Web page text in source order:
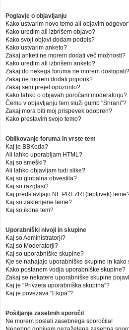
Poglavje o objavljanju
Kako ustvarim novo temo ali objavim
Kako uredim ali izbrišem objavo?
Kako svoji objavi dodam podpis?
Kako ustvarim anketo?
Zakaj anketi ne morem dodati več možnosti?
Kako uredim ali izbrišem anketo?
Zakaj do nekega foruma ne morem dostopati?
Zakaj ne morem dodati priponk?
Zakaj sem prejel opozorilo?
Kako lahko o objavah poročam moderatorju?
Čemu v objavljanju tem služi gumb "Shrani"?
Zakaj mora biti moj prispevek odobren?
Kako prestavim svojo temo?
Oblikovanje foruma in vrste tem
Kaj je BBKoda?
Ali lahko uporabljam HTML?
Kaj so smeški?
Ali lahko objavljam tudi slike?
Kaj so globalna obvestila?
Kaj so razglasi?
Kaj predstavljajo NE PREZRI (lepljivek)
Kaj so zaklenjene teme?
Kaj so ikone tem?
Uporabniški nivoji in skupine
Kaj so Administratorji?
Kaj so Moderatorji?
Kaj so uporabniške skupine?
Kje se nahajajo uporabniške skupine in kako
Kako postanem vodja uporabniške skupine?
Zakaj se nekatere uporabniške skupine
Kaj je "Privzeta uporabniška skupina"?
Kaj je povezava "Ekipa"?
Pošiljanje zasebnih sporočil
Ne morem poslati zasebnega sporočila!